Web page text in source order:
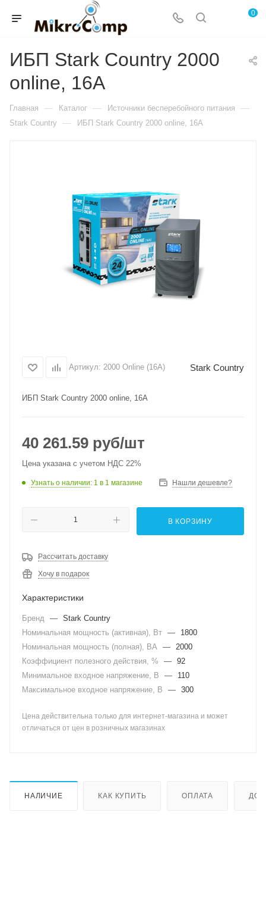
0
ИБП Stark Country 2000
online, 16А
Главная — Каталог — Источники бесперебойного питания —
Stark Country — ИБП Stark Country 2000 online, 16А
Артикул: 2000 Online (16A) Stark Country
ИБП Stark Country 2000 online, 16А
40 261.59 руб/шт
Цена указана с учетом НДС 22%
Узнать о наличии: 1 в 1 магазине Нашли дешевле?
В КОРЗИНУ
Рассчитать доставку
Хочу в подарок
Характеристики
Бренд — Stark Country
Номинальная мощность (активная), Вт —
1800
Номинальная мощность (полная), ВА — 2000
Коэффициент полезного действия, %
— 92
Минимальное входное напряжение, В
—
110
Максимальное входное напряжение, В
— 300
Цена действительна только для интернет-магазина и может
отличаться от цен в розничных магазинах
НАЛИЧИЕ КАК КУПИТЬ ОПЛАТА